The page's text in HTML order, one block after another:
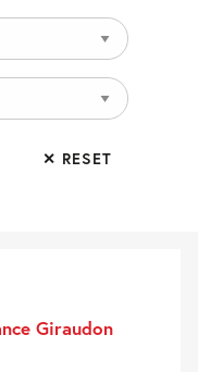
✕ RESET
Giraudon